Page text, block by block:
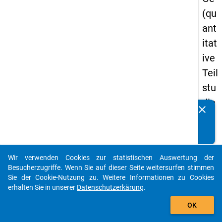
(qu
ant
itat
ive
Teil
stu
die
eit
e
We
Details
clear
auto_stories
add_shopping_cart
Wir verwenden Cookies zur statistischen Auswertung der
Besucherzugriffe. Wenn Sie auf dieser Seite weitersurfen stimmen
Sie der Cookie-Nutzung zu. Weitere Informationen zu Cookies
erhalten Sie in unserer Datenschutzerkärung.
OK